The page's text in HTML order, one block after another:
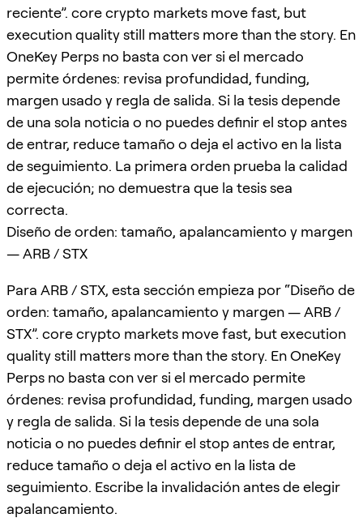
reciente”. core crypto markets move fast, but
execution quality still matters more than the story. En
OneKey Perps no basta con ver si el mercado
permite órdenes: revisa profundidad, funding,
margen usado y regla de salida. Si la tesis depende
de una sola noticia o no puedes definir el stop antes
de entrar, reduce tamaño o deja el activo en la lista
de seguimiento. La primera orden prueba la calidad
de ejecución; no demuestra que la tesis sea
correcta.
Diseño de orden: tamaño, apalancamiento y margen
— ARB / STX
Para ARB / STX, esta sección empieza por “Diseño de
orden: tamaño, apalancamiento y margen — ARB /
STX”. core crypto markets move fast, but execution
quality still matters more than the story. En OneKey
Perps no basta con ver si el mercado permite
órdenes: revisa profundidad, funding, margen usado
y regla de salida. Si la tesis depende de una sola
noticia o no puedes definir el stop antes de entrar,
reduce tamaño o deja el activo en la lista de
seguimiento. Escribe la invalidación antes de elegir
apalancamiento.